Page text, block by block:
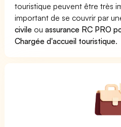
touristique peuvent être très
important de se couvrir par
civile ouassurance RC PRO
Chargée d'accueil touristique.